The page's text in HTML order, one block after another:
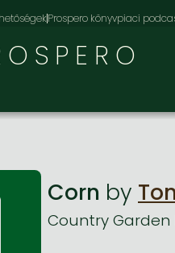
Prospero könyvpiaci
Corn by
Country Garden